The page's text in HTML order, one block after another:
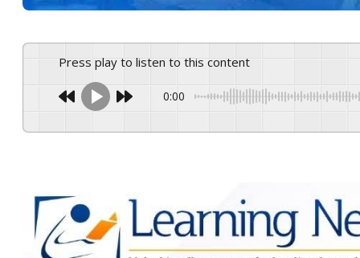
Press play to listen to this content
0:00